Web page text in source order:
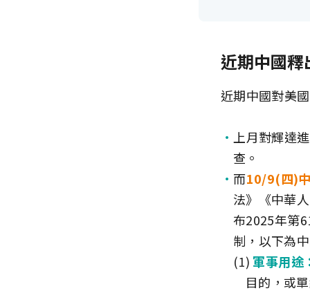
近期中國釋
近期中國對美
上月對輝達
查。
而10/9(四)
法》《中華
布2025年第
制，以下為
軍事用途
目的，或